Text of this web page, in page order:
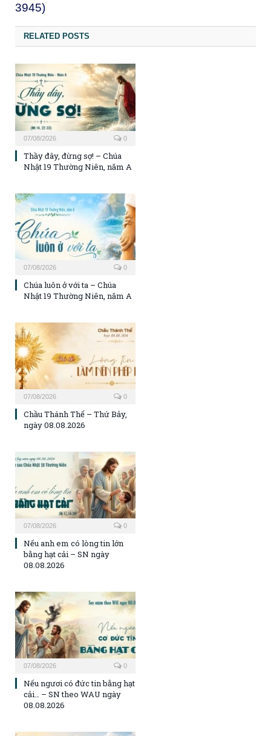
3945)
RELATED POSTS
07/08/2026 0
Thầy đây, đừng sợ! – Chúa
Nhật 19 Thường Niên, năm A
07/08/2026 0
Chúa luôn ở với ta – Chúa
Nhật 19 Thường Niên, năm A
07/08/2026 0
Chầu Thánh Thể – Thứ Bảy,
ngày 08.08.2026
07/08/2026 0
Nếu anh em có lòng tin lớn
bằng hạt cải – SN ngày
08.08.2026
07/08/2026 0
Nếu ngươi có đức tin bằng hạt
cải… – SN theo WAU ngày
08.08.2026